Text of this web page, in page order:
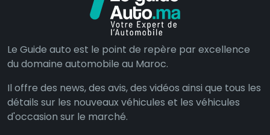
Le Guide auto est le point de repère par excellence
du domaine automobile au Maroc.
Il offre des news, des avis, des vidéos ainsi que tous les
détails sur les nouveaux véhicules et les véhicules
d'occasion sur le marché.